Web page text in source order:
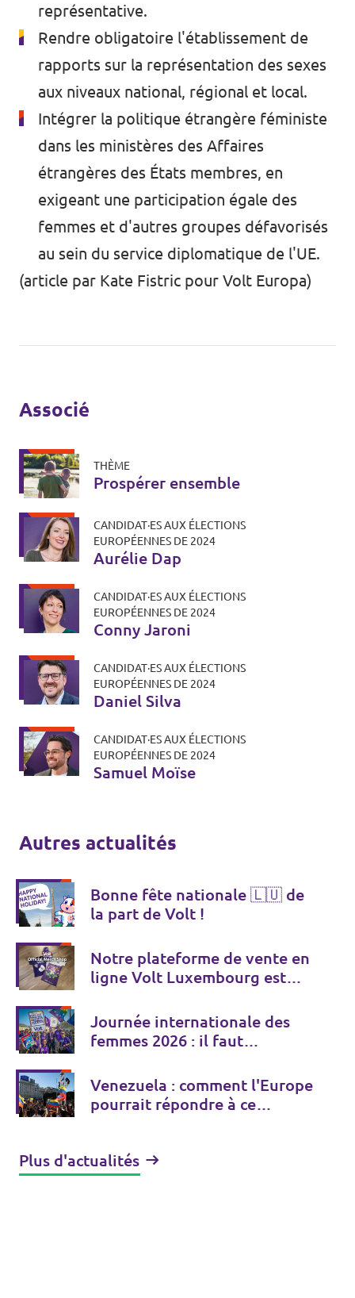
représentative.
Rendre obligatoire l'établissement de
rapports sur la représentation des sexes
aux niveaux national, régional et local.
Intégrer la politique étrangère féministe
dans les ministères des Affaires
étrangères des États membres, en
exigeant une participation égale des
femmes et d'autres groupes défavorisés
au sein du service diplomatique de l'UE.
(article par Kate Fistric pour Volt Europa)
Associé
THÈME
Prospérer ensemble
CANDIDAT·ES AUX ÉLECTIONS
EUROPÉENNES DE 2024
Aurélie Dap
CANDIDAT·ES AUX ÉLECTIONS
EUROPÉENNES DE 2024
Conny Jaroni
CANDIDAT·ES AUX ÉLECTIONS
EUROPÉENNES DE 2024
Daniel Silva
CANDIDAT·ES AUX ÉLECTIONS
EUROPÉENNES DE 2024
Samuel Moïse
Autres actualités
Bonne fête nationale 🇱🇺 de
la part de Volt !
Notre plateforme de vente en
ligne Volt Luxembourg est
Journée internationale des
femmes 2026 : il faut
des femmes
Venezuela : comment l'Europe
pourrait répondre à ce
Plus d'actualités